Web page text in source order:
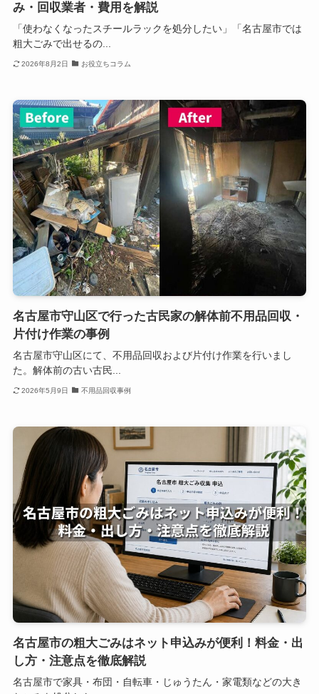
み・回収業者・費用を解説
「使わなくなったスチールラックを処分したい」「名古屋市では
粗大ごみで出せるの...
2026年8月2日 お役立ちコラム
名古屋市守山区で行った古民家の解体前不用品回収・
片付け作業の事例
名古屋市守山区にて、不用品回収および片付け作業を行いまし
た。解体前の古い古民...
2026年5月9日 不用品回収事例
名古屋市の粗大ごみはネット申込みが便利！料金・出
し方・注意点を徹底解説
名古屋市で家具・布団・自転車・じゅうたん・家電類などの大き